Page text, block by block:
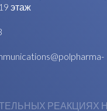
этаж
РЕАКЦИЯХ